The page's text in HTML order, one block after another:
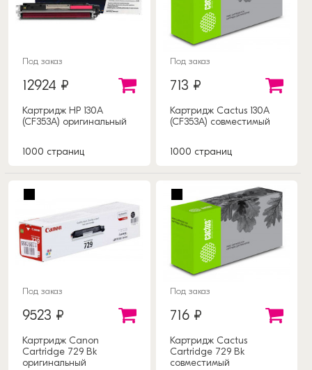
Под заказ
12924 ₽
Картридж HP 130A
(CF353A) оригинальный
1000 страниц
Под заказ
713 ₽
Картридж Cactus 130A
(CF353A) совместимый
1000 страниц
Под заказ
9523 ₽
Картридж Canon
Cartridge 729 Bk
оригинальный
Под заказ
716 ₽
Картридж Cactus
Cartridge 729 Bk
совместимый